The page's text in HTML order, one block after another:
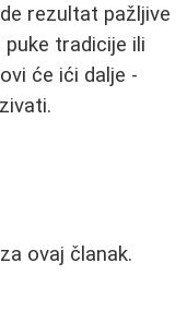
rezultat pažljive
tradicije ili
će ići dalje -
ovaj članak.